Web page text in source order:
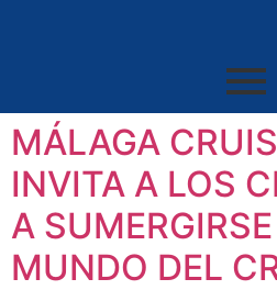
MÁLAGA
INVITA A LOS
A
MUNDO DEL